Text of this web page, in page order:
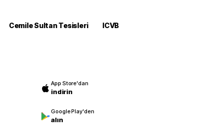
Cemile Sultan Tesisleri
ICVB
App Store'dan
indirin
Google Play'den
alın